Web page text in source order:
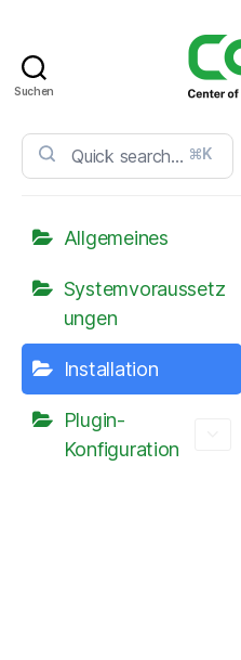
Suchen
⌘K
Allgemeines
Systemvoraussetz
ungen
Installation
Plugin-
Konfiguration